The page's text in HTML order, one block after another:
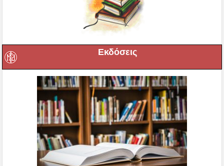
Εκδόσεις